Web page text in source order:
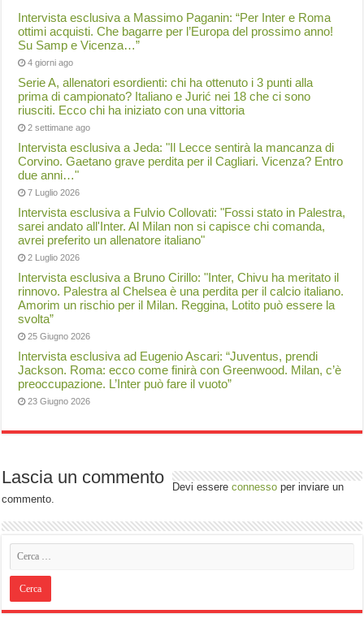
Intervista esclusiva a Massimo Paganin: “Per Inter e Roma
ottimi acquisti. Che bagarre per l’Europa del prossimo anno!
Su Samp e Vicenza…”
4 giorni ago
Serie A, allenatori esordienti: chi ha ottenuto i 3 punti alla
prima di campionato? Italiano e Jurić nei 18 che ci sono
riusciti. Ecco chi ha iniziato con una vittoria
2 settimane ago
Intervista esclusiva a Jeda: "Il Lecce sentirà la mancanza di
Corvino. Gaetano grave perdita per il Cagliari. Vicenza? Entro
due anni…"
7 Luglio 2026
Intervista esclusiva a Fulvio Collovati: "Fossi stato in Palestra,
sarei andato all'Inter. Al Milan non si capisce chi comanda,
avrei preferito un allenatore italiano"
2 Luglio 2026
Intervista esclusiva a Bruno Cirillo: "Inter, Chivu ha meritato il
rinnovo. Palestra al Chelsea è una perdita per il calcio italiano.
Amorim un rischio per il Milan. Reggina, Lotito può essere la
svolta”
25 Giugno 2026
Intervista esclusiva ad Eugenio Ascari: “Juventus, prendi
Jackson. Roma: ecco come finirà con Greenwood. Milan, c’è
preoccupazione. L’Inter può fare il vuoto”
23 Giugno 2026
Lascia un commento Devi essereconnesso per inviare un
commento.